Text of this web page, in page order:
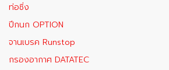
ท่อซิ่ง
ปีกนก OPTION
จานเบรค Runstop
กรองอากาศ DATATEC